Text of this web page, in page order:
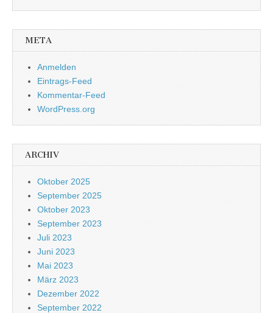
META
Anmelden
Eintrags-Feed
Kommentar-Feed
WordPress.org
ARCHIV
Oktober 2025
September 2025
Oktober 2023
September 2023
Juli 2023
Juni 2023
Mai 2023
März 2023
Dezember 2022
September 2022